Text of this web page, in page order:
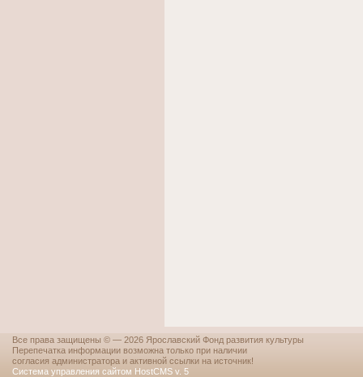
Все права защищены © — 2026 Ярославский Фонд развития культуры
Перепечатка информации возможна только при наличии
согласия администратора и активной ссылки на источник!
Система управления сайтом HostCMS v. 5